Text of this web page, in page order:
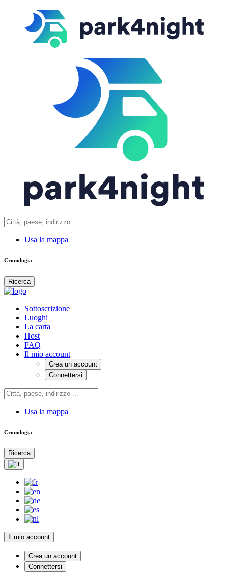
Usa la mappa
Cronologia
Ricerca
Sottoscrizione
Luoghi
La carta
Host
FAQ
Il mio account
Crea un account
Connettersi
Usa la mappa
Cronologia
Ricerca
Il mio account
Crea un account
Connettersi